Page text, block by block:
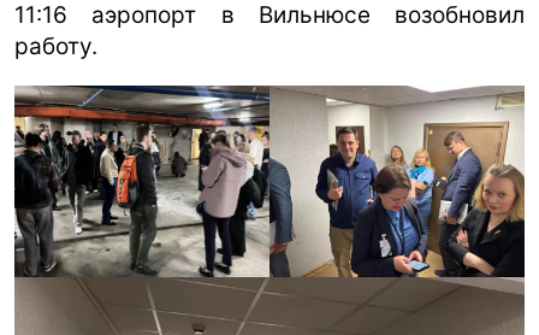
11:16 аэропорт в Вильнюсе возобновил
работу.